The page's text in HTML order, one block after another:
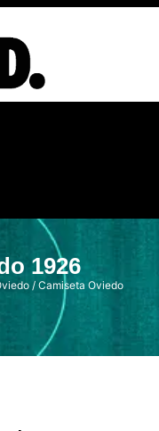
1926
/ Camiseta Oviedo